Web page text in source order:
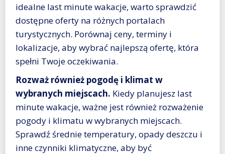
idealne last minute wakacje, warto sprawdzić
dostępne oferty na różnych portalach
turystycznych. Porównaj ceny, terminy i
lokalizacje, aby wybrać najlepszą ofertę, która
spełni Twoje oczekiwania.
Rozważ również pogodę i klimat w
wybranych miejscach. Kiedy planujesz last
minute wakacje, ważne jest również rozważenie
pogody i klimatu w wybranych miejscach.
Sprawdź średnie temperatury, opady deszczu i
inne czynniki klimatyczne, aby być